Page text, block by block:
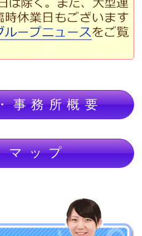
事務所概要
マップ